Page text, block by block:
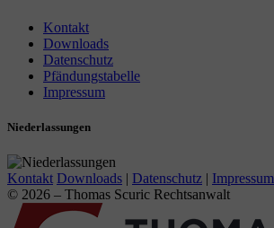
Kontakt
Downloads
Datenschutz
Pfändungstabelle
Impressum
Niederlassungen
Kontakt Downloads | Datenschutz | Impressum
© 2026 – Thomas Scuric Rechtsanwalt